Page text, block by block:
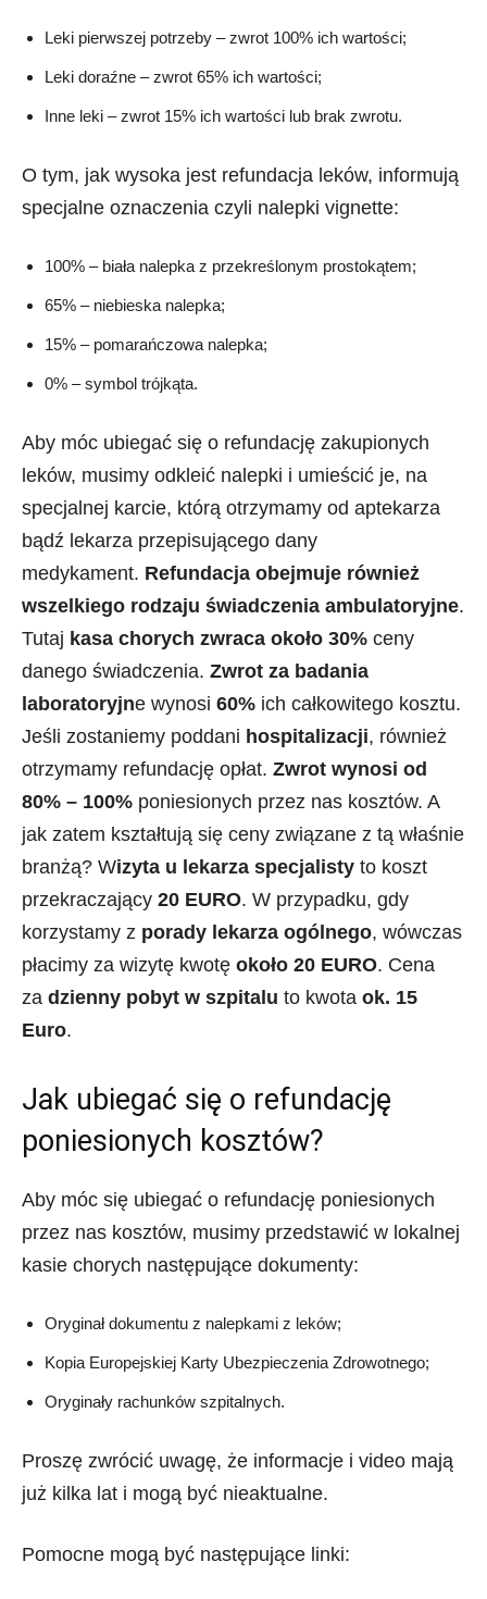
Leki pierwszej potrzeby – zwrot 100% ich wartości;
Leki doraźne – zwrot 65% ich wartości;
Inne leki – zwrot 15% ich wartości lub brak zwrotu.
O tym, jak wysoka jest refundacja leków, informują
specjalne oznaczenia czyli nalepki vignette:
100% – biała nalepka z przekreślonym prostokątem;
65% – niebieska nalepka;
15% – pomarańczowa nalepka;
0% – symbol trójkąta.
Aby móc ubiegać się o refundację zakupionych
leków, musimy odkleić nalepki i umieścić je, na
specjalnej karcie, którą otrzymamy od aptekarza
bądź lekarza przepisującego dany
medykament. Refundacja obejmuje również
wszelkiego rodzaju świadczenia ambulatoryjne.
Tutaj kasa chorych zwraca około 30% ceny
danego świadczenia. Zwrot za badania
laboratoryjne wynosi 60% ich całkowitego kosztu.
Jeśli zostaniemy poddani hospitalizacji, również
otrzymamy refundację opłat. Zwrot wynosi od
80% – 100% poniesionych przez nas kosztów. A
jak zatem kształtują się ceny związane z tą właśnie
branżą? Wizyta u lekarza specjalisty to koszt
przekraczający 20 EURO. W przypadku, gdy
korzystamy z porady lekarza ogólnego, wówczas
płacimy za wizytę kwotę około 20 EURO. Cena
za dzienny pobyt w szpitalu to kwota ok. 15
Euro.
Jak ubiegać się o refundację
poniesionych kosztów?
Aby móc się ubiegać o refundację poniesionych
przez nas kosztów, musimy przedstawić w lokalnej
kasie chorych następujące dokumenty:
Oryginał dokumentu z nalepkami z leków;
Kopia Europejskiej Karty Ubezpieczenia Zdrowotnego;
Oryginały rachunków szpitalnych.
Proszę zwrócić uwagę, że informacje i video mają
już kilka lat i mogą być nieaktualne.
Pomocne mogą być następujące linki: